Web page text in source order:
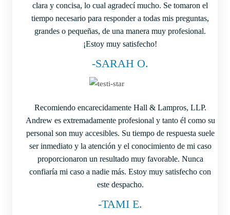
clara y concisa, lo cual agradecí mucho. Se tomaron el
tiempo necesario para responder a todas mis preguntas,
grandes o pequeñas, de una manera muy profesional.
¡Estoy muy satisfecho!
-SARAH O.
Recomiendo encarecidamente Hall & Lampros, LLP.
Andrew es extremadamente profesional y tanto él como su
personal son muy accesibles. Su tiempo de respuesta suele
ser inmediato y la atención y el conocimiento de mi caso
proporcionaron un resultado muy favorable. Nunca
confiaría mi caso a nadie más. Estoy muy satisfecho con
este despacho.
-TAMI E.